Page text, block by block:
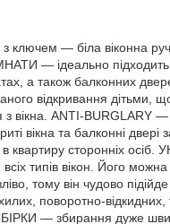
з ключем — біла віконна
— ідеально підходить
а також балконних
відкривання дітьми,
з вікна. ANTI-BURGLARY —
вікна та балконні двері
квартиру сторонніх
всіх типів вікон. Його
тому він чудово
поворотно-відкидних,
— збирання дуже